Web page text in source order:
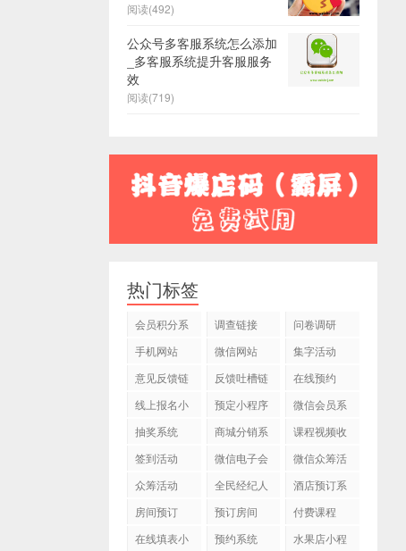
阅读(492)
公众号多客服系统怎么添加
_多客服系统提升客服服务
效
阅读(719)
热门标签
会员积分系
调查链接
问卷调研
手机网站
微信网站
集字活动
意见反馈链
反馈吐槽链
在线预约
线上报名小
预定小程序
微信会员系
抽奖系统
商城分销系
课程视频收
签到活动
微信电子会
微信众筹活
众筹活动
全民经纪人
酒店预订系
房间预订 预订房间
付费课程
在线填表小
预约系统
水果店小程